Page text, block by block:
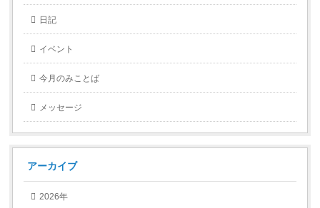
日記
イベント
今月のみことば
メッセージ
アーカイブ
2026年